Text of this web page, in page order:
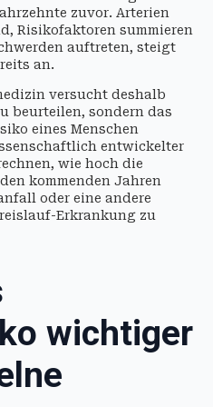
zuvor. Arterien
Risikofaktoren summieren
auftreten, steigt
an.
versucht deshalb
beurteilen, sondern das
eines Menschen
entwickelter
wie hoch die
kommenden Jahren
oder eine andere
Erkrankung zu
wichtiger